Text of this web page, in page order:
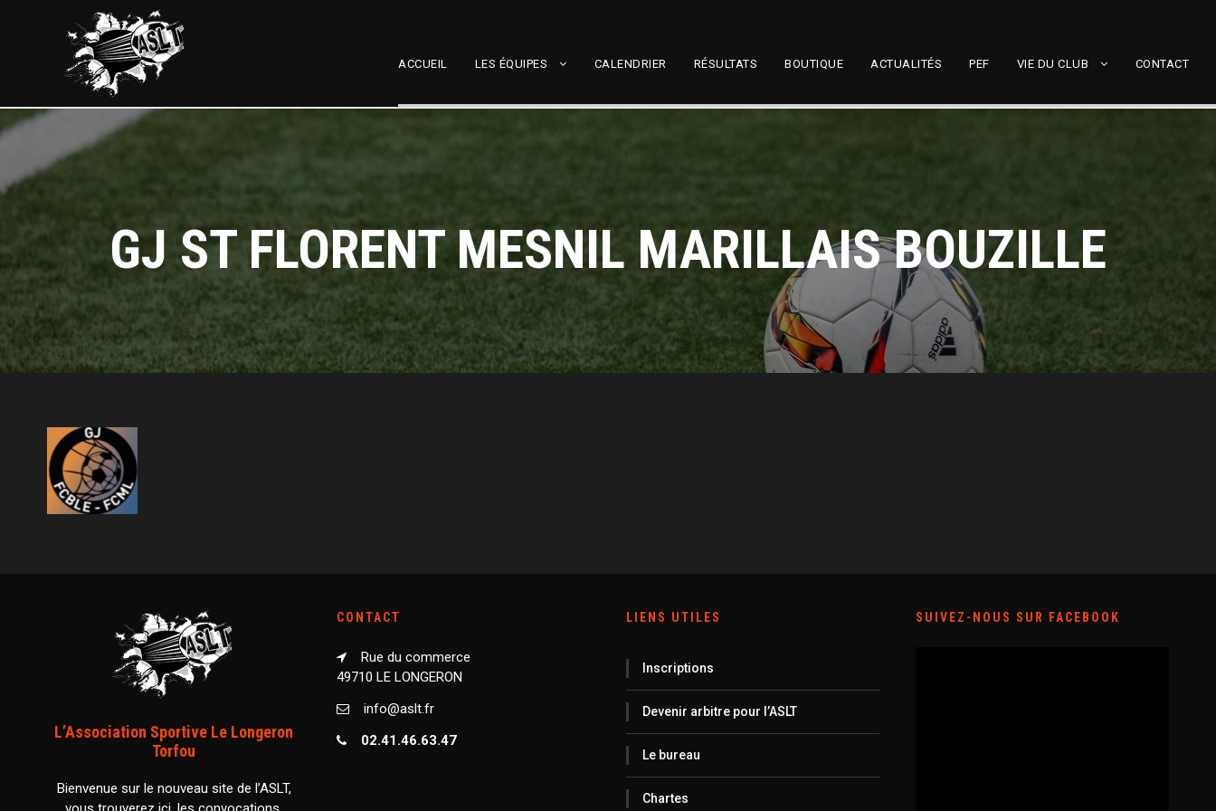
ACCUEIL LES ÉQUIPES CALENDRIER RÉSULTATS BOUTIQUE ACTUALITÉS PEF VIE DU CLUB CONTACT
GJ ST FLORENT MESNIL MARILLAIS BOUZILLE
L’Association Sportive Le Longeron
Torfou
Bienvenue sur le nouveau site de l’ASLT,
CONTACT
Rue du commerce
49710 LE LONGERON
info@aslt.fr
02.41.46.63.47
LIENS UTILES
Inscriptions
Devenir arbitre pour l’ASLT
Le bureau
Chartes
SUIVEZ-NOUS SUR FACEBOOK